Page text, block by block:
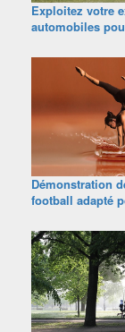
Exploitez votre
automobiles
Démonstration
football adapté